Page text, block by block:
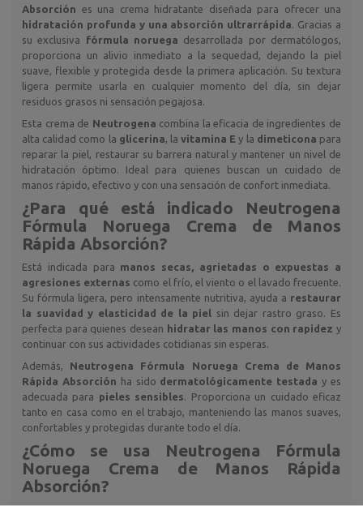
Absorción es una crema hidratante diseñada para ofrecer una
hidratación profunda y una absorción ultrarrápida . Gracias a
su exclusiva fórmula noruega desarrollada por dermatólogos,
proporciona un alivio inmediato a la sequedad, dejando la piel
suave, flexible y protegida desde la primera aplicación. Su textura
ligera permite usarla en cualquier momento del día, sin dejar
residuos grasos ni sensación pegajosa.
Esta crema de Neutrogena combina la eficacia de ingredientes de
alta calidad como la glicerina , lavitamina E y la dimeticona para
reparar la piel, restaurar su barrera natural y mantener un nivel de
hidratación óptimo. Ideal para quienes buscan un cuidado de
manos rápido, efectivo y con una sensación de confort inmediata.
¿Para qué está indicado Neutrogena
Fórmula Noruega Crema de Manos
Rápida Absorción?
Está indicada para manos secas, agrietadas o expuestas a
agresiones externas como el frío, el viento o el lavado frecuente.
Su fórmula ligera, pero intensamente nutritiva, ayuda a restaurar
la suavidad y elasticidad de la piel sin dejar rastro graso. Es
perfecta para quienes desean hidratar las manos con rapidez y
continuar con sus actividades cotidianas sin esperas.
Además, Neutrogena Fórmula Noruega Crema de Manos
Rápida Absorción ha sido dermatológicamente testada y es
adecuada para pieles sensibles . Proporciona un cuidado eficaz
tanto en casa como en el trabajo, manteniendo las manos suaves,
confortables y protegidas durante todo el día.
¿Cómo se usa Neutrogena Fórmula
Noruega Crema de Manos Rápida
Absorción?